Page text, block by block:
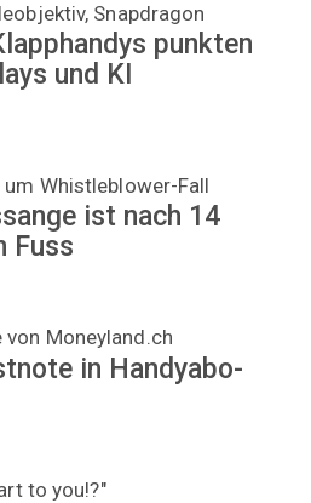
Snapdragon
punkten
und KI
Whistleblower-Fall
ist nach 14
Fuss
Moneyland.ch
in Handyabo-
to you!?"